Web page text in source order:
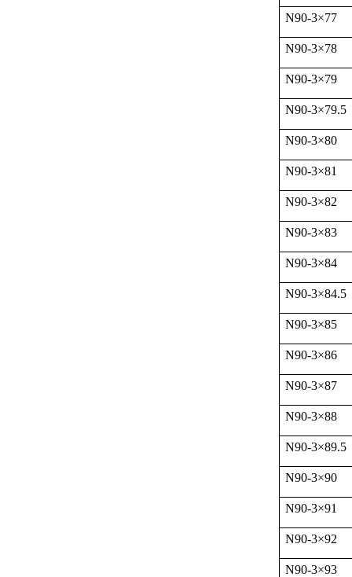
N90-3×77
N90-3×78
N90-3×79
N90-3×79.5
N90-3×80
N90-3×81
N90-3×82
N90-3×83
N90-3×84
N90-3×84.5
N90-3×85
N90-3×86
N90-3×87
N90-3×88
N90-3×89.5
N90-3×90
N90-3×91
N90-3×92
N90-3×93